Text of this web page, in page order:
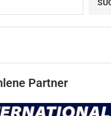
Partner